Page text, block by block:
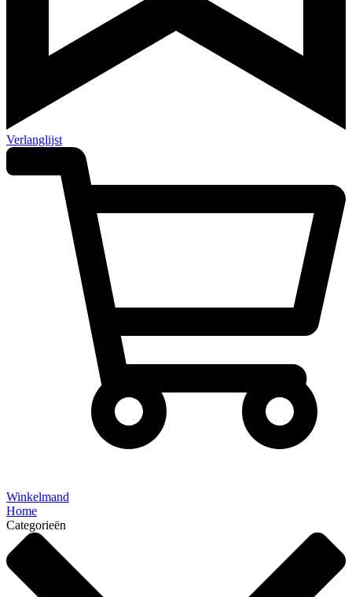
Verlanglijst
Winkelmand
Home
Categorieën